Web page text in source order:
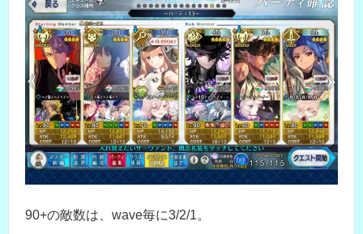
90+の敵数は、wave毎に3/2/1。